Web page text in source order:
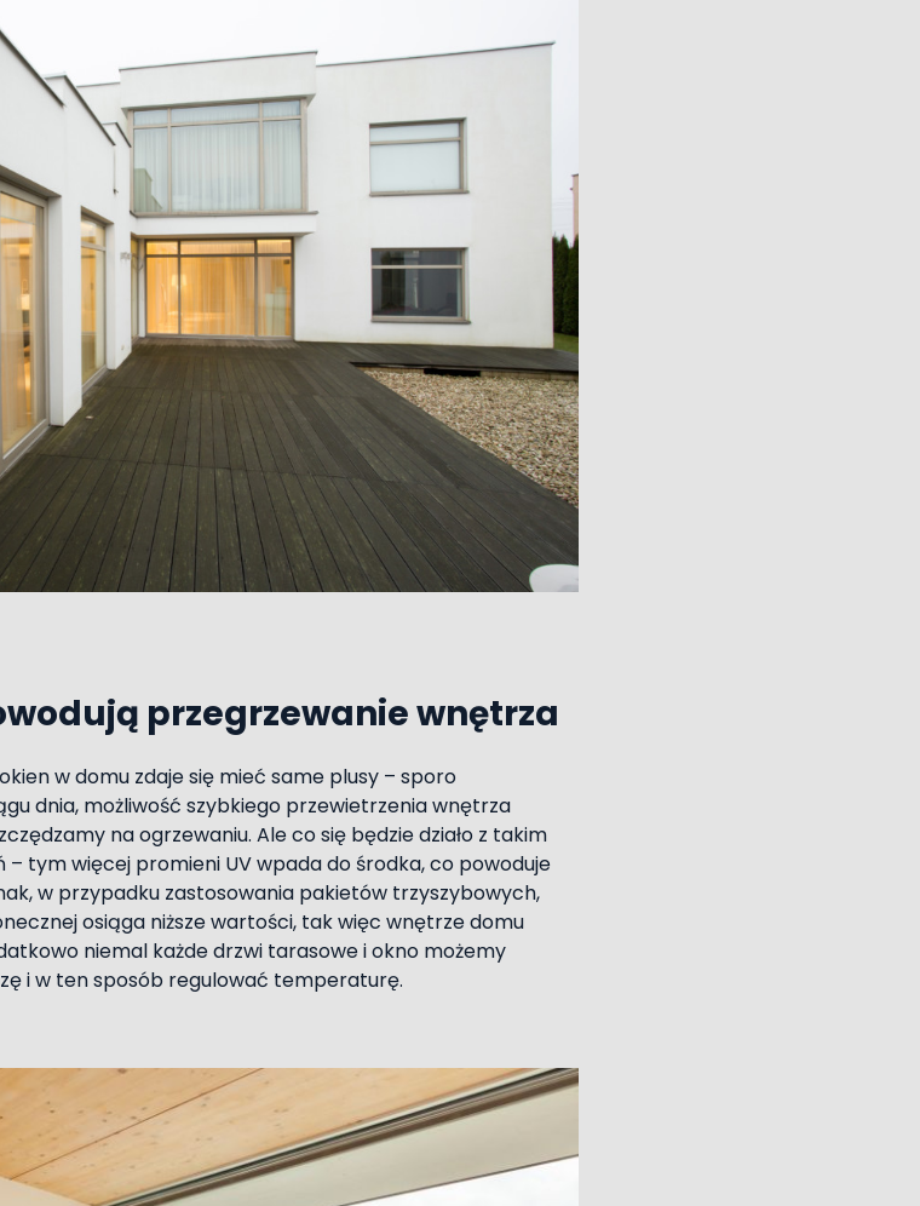
przegrzewanie wnętrza
w domu zdaje się mieć same plusy – sporo
dnia, możliwość szybkiego przewietrzenia wnętrza
na ogrzewaniu. Ale co się będzie działo z takim
tym więcej promieni UV wpada do środka, co powoduje
w przypadku zastosowania pakietów trzyszybowych,
osiąga niższe wartości, tak więc wnętrze domu
niemal każde drzwi tarasowe i okno możemy
i w ten sposób regulować temperaturę.